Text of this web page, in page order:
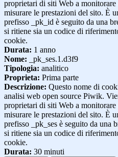
proprietari di siti Web a
misurare le prestazioni del sito. È
prefisso _pk_id è seguito da una
si ritiene sia un codice di
cookie.
Durata: 1 anno
Nome: _pk_ses.1.d3f9
Tipologia: analitico
Proprieta: Prima parte
Descrizione: Questo nome di
analisi web open source Piwik.
proprietari di siti Web a
misurare le prestazioni del sito. È
prefisso _pk_ses è seguito da una
si ritiene sia un codice di
cookie.
Durata: 30 minuti